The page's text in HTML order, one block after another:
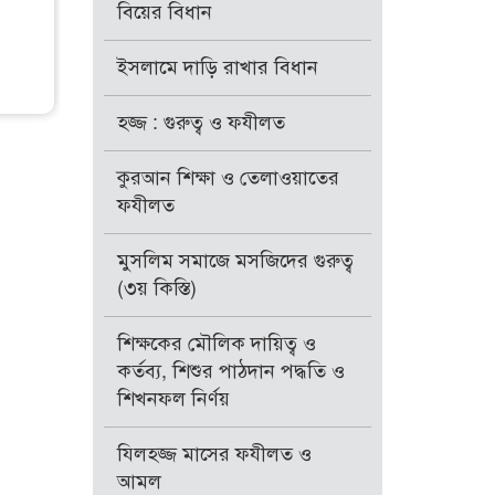
বিয়ের বিধান
ইসলামে দাড়ি রাখার বিধান
হজ্জ : গুরুত্ব ও ফযীলত
কুরআন শিক্ষা ও তেলাওয়াতের
ফযীলত
মুসলিম সমাজে মসজিদের গুরুত্ব
(৩য় কিস্তি)
শিক্ষকের মৌলিক দায়িত্ব ও
কর্তব্য, শিশুর পাঠদান পদ্ধতি ও
শিখনফল নির্ণয়
যিলহজ্জ মাসের ফযীলত ও
আমল